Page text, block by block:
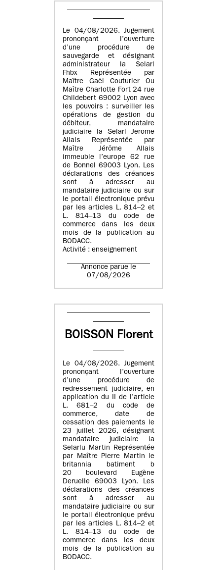
Le 04/08/2026. Jugement
prononçant l’ouverture
d’une procédure de
sauvegarde et désignant
administrateur la Selarl
Fhbx Représentée par
Maître Gaël Couturier Ou
Maître Charlotte Fort 24 rue
Childebert 69002 Lyon avec
les pouvoirs : surveiller les
opérations de gestion du
débiteur, mandataire
judiciaire la Selarl Jerome
Allais Représentée par
Maître Jérôme Allais
immeuble l’europe 62 rue
de Bonnel 69003 Lyon. Les
déclarations des créances
sont à adresser au
mandataire judiciaire ou sur
le portail électronique prévu
par les articles L. 814–2 et
L. 814–13 du code de
commerce dans les deux
mois de la publication au
BODACC.
Activité : enseignement
Annonce parue le
07/08/2026
BOISSON Florent
Le 04/08/2026. Jugement
prononçant l’ouverture
d’une procédure de
redressement judiciaire, en
application du II de l’article
L. 681–2 du code de
commerce, date de
cessation des paiements le
23 juillet 2026, désignant
mandataire judiciaire la
Selarlu Martin Représentée
par Maître Pierre Martin le
britannia batiment b
20 boulevard Eugène
Deruelle 69003 Lyon. Les
déclarations des créances
sont à adresser au
mandataire judiciaire ou sur
le portail électronique prévu
par les articles L. 814–2 et
L. 814–13 du code de
commerce dans les deux
mois de la publication au
BODACC.